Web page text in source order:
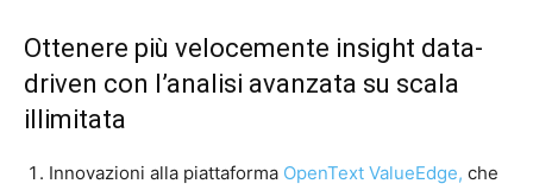
Ottenere più velocemente insight data-
driven con l’analisi avanzata su scala
illimitata
Innovazioni alla piattaforma OpenText ValueEdge, che